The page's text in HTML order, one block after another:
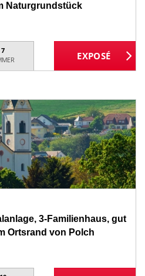
Naturgrundstück
7
3-Familienhaus, gut
Ortsrand von Polch